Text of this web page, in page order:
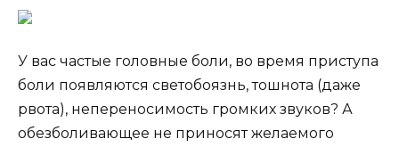
У вас частые головные боли, во время приступа
боли появляются светобоязнь, тошнота (даже
рвота), непереносимость громких звуков? А
обезболивающее не приносят желаемого